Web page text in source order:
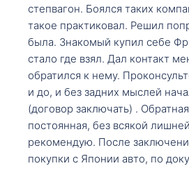
степвагон. Боялся таких
такое практиковал. Решил
была. Знакомый купил себе
стало где взял. Дал контакт
обратился к нему.
и до, и без задних мыслей
(договор заключать) .
постоянная, без всякой
рекомендую. После
покупки с Японии авто, по